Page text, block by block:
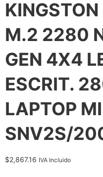
M.2 2280
GEN 4X4
ESCRIT.
LAPTOP
SNV2S/
$2,867.16 IVA Incluido